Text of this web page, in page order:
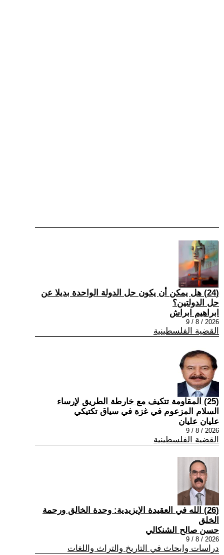
(24) هل يمكن أن يكون حل الدولة الواحدة بديلا عن
حل الدولتين؟
ابراهيم ابراش
2026 / 8 / 9
القضية الفلسطينية
(25) المقاومة تتكيف مع خارطة الطريق لإرساء
السلام المزعوم في غزة في سياق تكتيكي
عليان عليان
2026 / 8 / 9
القضية الفلسطينية
(26) الله في العقيدة الإيزيدية: وحدة الخالق ورحمة
الخلق
حسن صالح الشنكالي
2026 / 8 / 9
دراسات وابحاث في التاريخ والتراث واللغات